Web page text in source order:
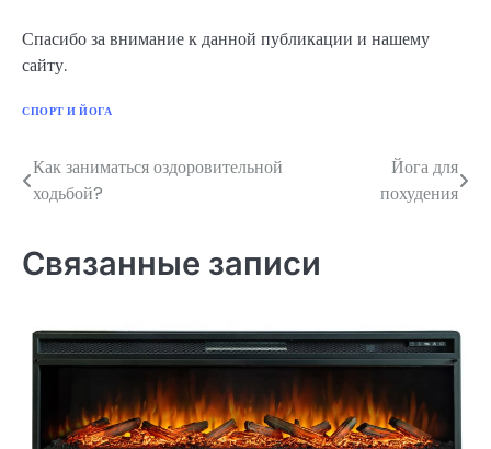
Спасибо за внимание к данной публикации и нашему
сайту.
СПОРТ И ЙОГА
Навигация
по
записям
Как заниматься оздоровительной
ходьбой?
Йога для
похудения
Связанные записи